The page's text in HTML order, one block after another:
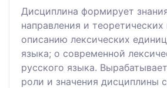
Дисциплина формирует
направления и
описанию лексических
языка; о современной
русского языка.
роли и значения дисциплины